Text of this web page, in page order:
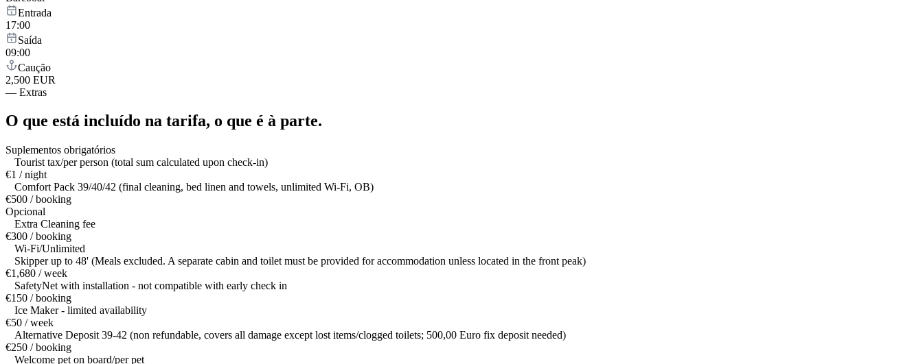
Entrada
17:00
Saída
09:00
Caução
2,500 EUR
— Extras
O que está incluído na tarifa, o que é à parte.
Suplementos obrigatórios
Tourist tax/per person (total sum calculated upon check-in)
€1 / night
Comfort Pack 39/40/42 (final cleaning, bed linen and towels, unlimited Wi-Fi, OB)
€500 / booking
Opcional
Extra Cleaning fee
€300 / booking
Wi-Fi/Unlimited
Skipper up to 48' (Meals excluded. A separate cabin and toilet must be provided for accommodation unless located in the front peak)
€1,680 / week
SafetyNet with installation - not compatible with early check in
€150 / booking
Ice Maker - limited availability
€50 / week
Alternative Deposit 39-42 (non refundable, covers all damage except lost items/clogged toilets; 500,00 Euro fix deposit needed)
€250 / booking
Welcome pet on board/per pet